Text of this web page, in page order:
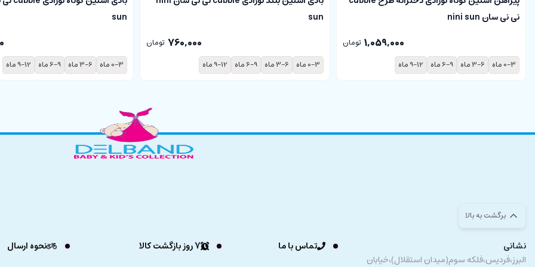
نی نی سان nini sun
1,059,000 تومان
0-3 ماه
3-6 ماه 6-9 ماه 9-12 ماه
sun
760,000 تومان
0-3 ماه
3-6 ماه 6-9 ماه 9-12 ماه
sun
0-3 ماه
3-6 ماه 6-9 ماه 9-12 ماه
برگشت به بالا
نشانی
البرز،فردیس،فلکه سوم(میدان استقلال)،خیابان
تماس با ما 7 روز بازگشت کالا نحوه ارسال